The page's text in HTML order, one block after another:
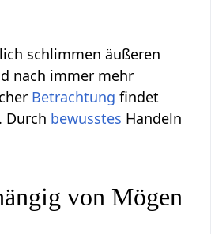
schlimmen äußeren
nach immer mehr
Betrachtung findet
Durch bewusstes Handeln
von Mögen